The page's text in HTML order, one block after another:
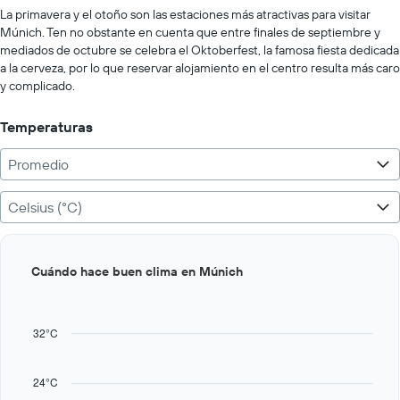
values.
Range:
0
to
1250000.
La primavera y el otoño son las estaciones más atractivas para visitar
Múnich. Ten no obstante en cuenta que entre finales de septiembre y
mediados de octubre se celebra el Oktoberfest, la famosa fiesta dedicada
a la cerveza, por lo que reservar alojamiento en el centro resulta más caro
y complicado.
Temperaturas
Promedio
Celsius (°C)
graphic.
24°C
32°C
Cuándo hace buen clima en Múnich